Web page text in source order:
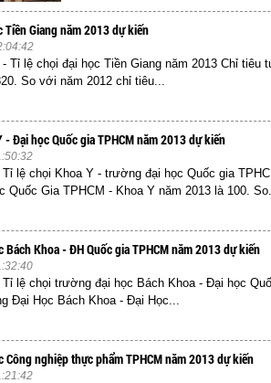
Tiền Giang năm 2013 dự kiến
Tỉ lệ chọi đại học Tiền Giang năm 2013 Chỉ
So với năm 2012 chỉ tiêu...
- Đại học Quốc gia TPHCM năm 2013 dự kiến
Tỉ lệ chọi Khoa Y - trường đại học Quốc gia
Quốc Gia TPHCM - Khoa Y năm 2013 là 100.
Khoa - ĐH Quốc gia TPHCM năm 2013 dự kiến
Tỉ lệ chọi trường đại học Bách Khoa - Đại học
Đại Học Bách Khoa - Đại Học...
Công nghiệp thực phẩm TPHCM năm 2013 dự kiến